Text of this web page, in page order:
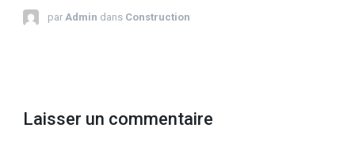
par Admin dans Construction
Laisser un commentaire